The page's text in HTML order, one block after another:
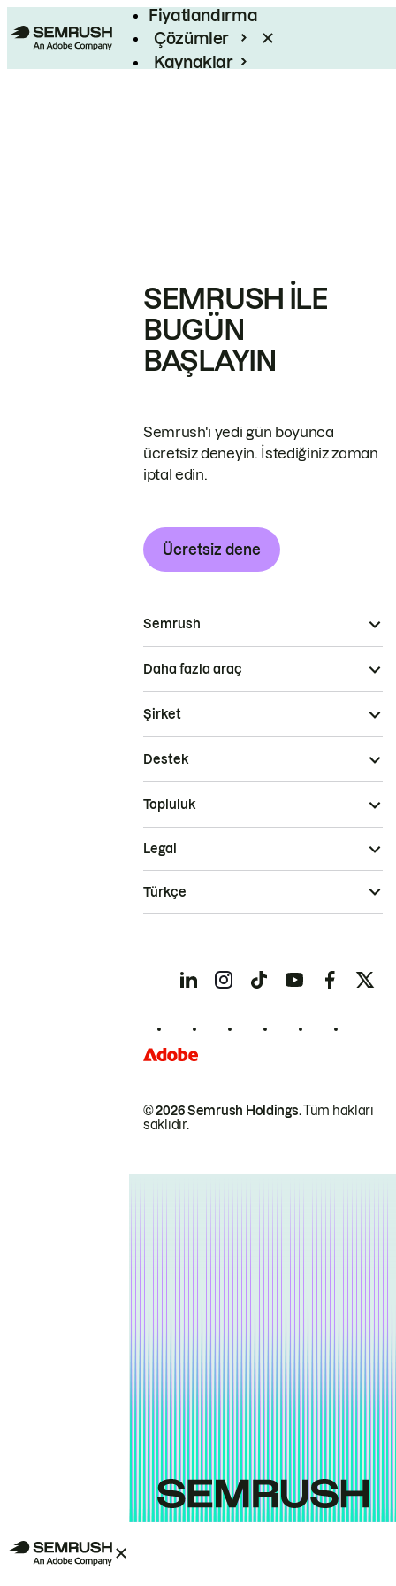
Fiyatlandırma
Çözümler
Kaynaklar
SEMRUSH ILE
BUGÜN
BAŞLAYIN
Semrush'ı yedi gün boyunca
ücretsiz deneyin. İstediğiniz zaman
iptal edin.
Ücretsiz dene
Semrush
Daha fazla araç
Şirket
Destek
Topluluk
© 2026 Semrush Holdings.Tüm hakları
saklıdır.
Legal
Türkçe